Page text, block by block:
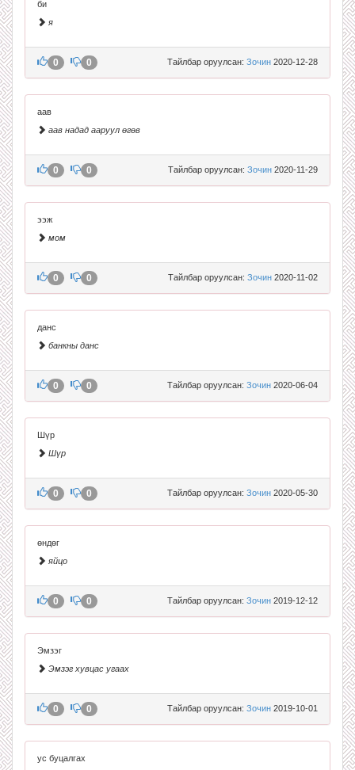
би
я
Тайлбар оруулсан: Зочин 2020-12-28
0 0
аав
аав надад ааруул өгөв
Тайлбар оруулсан: Зочин 2020-11-29
0 0
ээж
мом
Тайлбар оруулсан: Зочин 2020-11-02
0 0
данс
банкны данс
Тайлбар оруулсан: Зочин 2020-06-04
0 0
Шүр
Шүр
Тайлбар оруулсан: Зочин 2020-05-30
0 0
өндөг
яйцо
Тайлбар оруулсан: Зочин 2019-12-12
0 0
Эмзэг
Эмзэг хувцас угаах
Тайлбар оруулсан: Зочин 2019-10-01
0 0
ус буцалгах